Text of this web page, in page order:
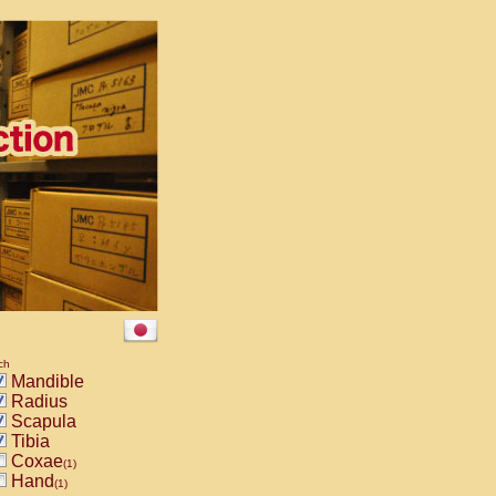
Mandible
Radius
Scapula
Tibia
Coxae(1)
Hand(1)